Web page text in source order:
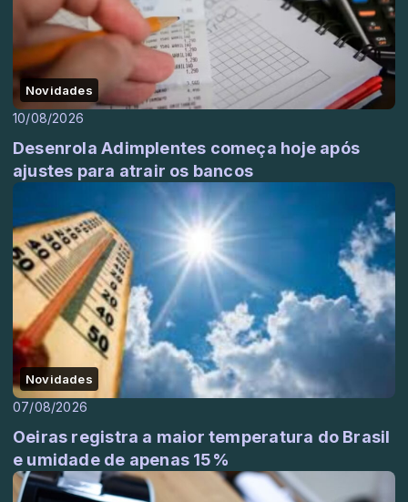
Novidades
10/08/2026
Desenrola Adimplentes começa hoje após
ajustes para atrair os bancos
Novidades
07/08/2026
Oeiras registra a maior temperatura do Brasil
e umidade de apenas 15%